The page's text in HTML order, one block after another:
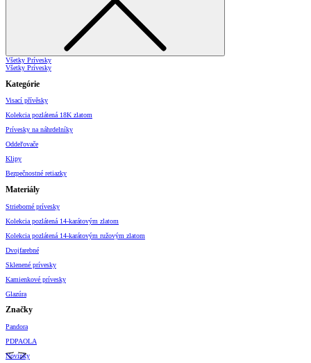
Všetky Prívesky
Všetky Prívesky
Kategórie
Visací přívěsky
Kolekcia pozlátená 18K zlatom
Prívesky na náhrdelníky
Oddeľovače
Klipy
Bezpečnostné retiazky
Materiály
Strieborné prívesky
Kolekcia pozlátená 14-karátovým zlatom
Kolekcia pozlátená 14-karátovým ružovým zlatom
Dvojfarebné
Sklenené prívesky
Kamienkové prívesky
Glazúra
Značky
Pandora
PDPAOLA
Novinky